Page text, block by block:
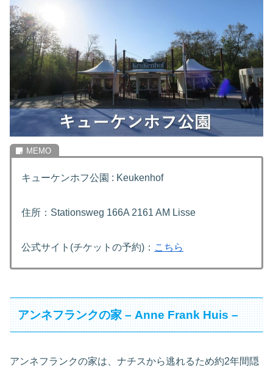
キューケンホフ公園 : Keukenhof
住所：Stationsweg 166A 2161 AM Lisse
公式サイト(チケットの予約)： こちら
アンネフランクの家 – Anne Frank Huis –
アンネフランクの家は、ナチスから逃れるため約2年間隠